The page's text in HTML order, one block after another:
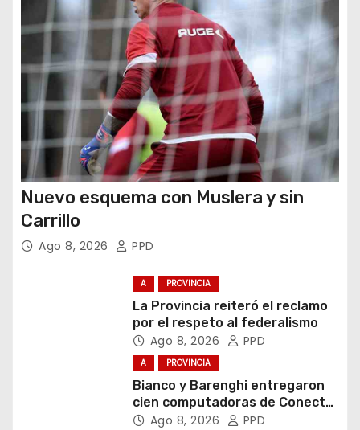
d
a
s
Nuevo esquema con Muslera y sin
Carrillo
Ago 8, 2026 PPD
A PROVINCIA
La Provincia reiteró el reclamo
por el respeto al federalismo
Ago 8, 2026 PPD
A PROVINCIA
Bianco y Barenghi entregaron
cien computadoras de Conectar
Igualdad Bonaerense
Ago 8, 2026 PPD